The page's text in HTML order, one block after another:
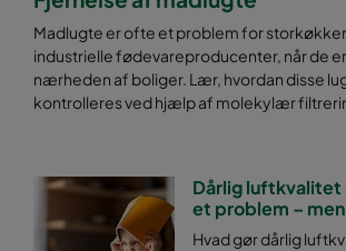
Madlugte er ofte et problem for
industrielle fødevareproducenter, når de
nærheden af boliger. Lær, hvordan disse
kontrolleres ved hjælp af molekylær
Dårlig luftkvalitet
et problem –
Hvad gør dårlig